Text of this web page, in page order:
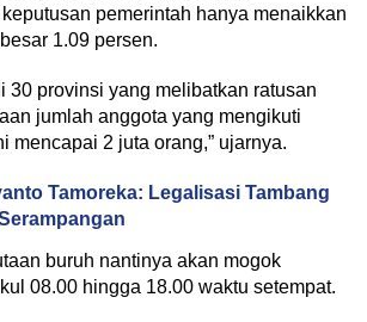
pemerintah hanya menaikkan
1.09 persen.
30 provinsi yang melibatkan ratusan
jumlah anggota yang mengikuti
mencapai 2 juta orang,” ujarnya.
Tamoreka: Legalisasi Tambang
buruh nantinya akan mogok
08.00 hingga 18.00 waktu setempat.